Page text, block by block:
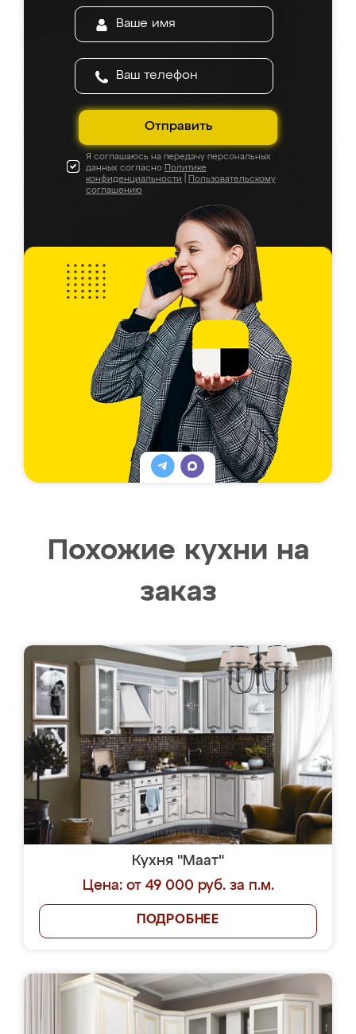
Отправить
Я соглашаюсь на передачу персональных
данных согласно Политике
конфиденциальности
Пользовательскому
соглашению
Похожие кухни на
заказ
Кухня "Маат"
Цена: от 49 000 руб. за п.м.
ПОДРОБНЕЕ